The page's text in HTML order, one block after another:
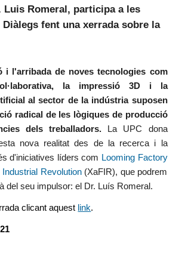
Luis Romeral, participa a les
Diàlegs fent una xerrada sobre la
i l'arribada de noves tecnologies com
la impressió 3D i la
al sector de la indústria suposen
radical de les lògiques de producció
dels treballadors. La UPC dona
nova realitat des de la recerca i la
d'iniciatives líders com Looming Factory
Revolution(XaFIR), que podrem
del seu impulsor: el Dr. Luís Romeral.
clicant aquest link.